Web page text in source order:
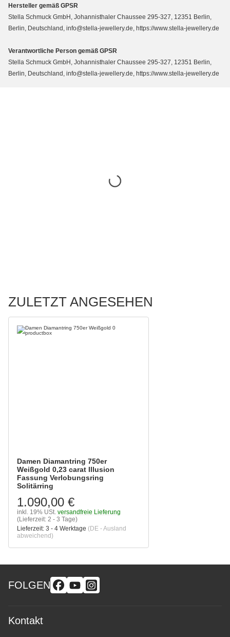
Hersteller gemäß GPSR
Stella Schmuck GmbH, Johannisthaler Chaussee 295-327, 12351 Berlin,
Berlin, Deutschland, info@stella-jewellery.de, https://www.stella-jewellery.de
Verantwortliche Person gemäß GPSR
Stella Schmuck GmbH, Johannisthaler Chaussee 295-327, 12351 Berlin,
Berlin, Deutschland, info@stella-jewellery.de, https://www.stella-jewellery.de
ZULETZT ANGESEHEN
Damen Diamantring 750er
Weißgold 0,23 carat Illusion
Fassung Verlobungsring
Solitärring
1.090,00 €
inkl. 19% USt. versandfreie Lieferung
(Lieferzeit: 2 - 3 Tage)
Lieferzeit: 3 - 4 Werktage (DE - Ausland
abweichend)
FOLGEN
Kontakt